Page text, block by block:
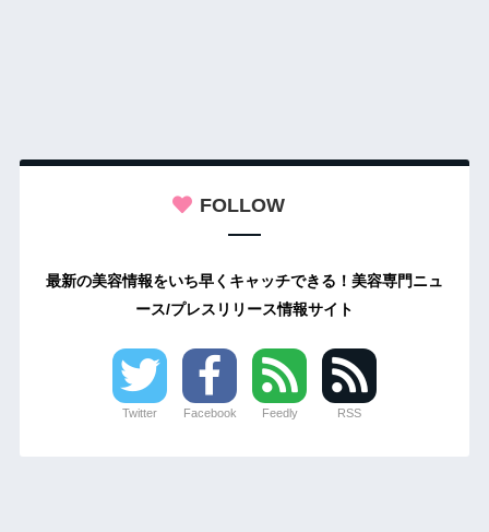
FOLLOW
最新の美容情報をいち早くキャッチできる！美容専門ニュ
ース/プレスリリース情報サイト
Twitter Facebook Feedly RSS